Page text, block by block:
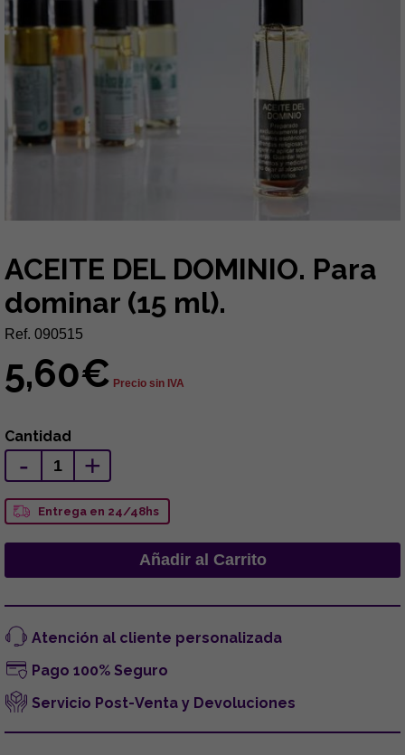
ACEITE DEL DOMINIO. Para
dominar (15 ml).
Ref. 090515
5,60€ Precio sin IVA
Cantidad
- +
Entrega en 24/48hs
Atención al cliente personalizada
Pago 100% Seguro
Servicio Post-Venta y Devoluciones